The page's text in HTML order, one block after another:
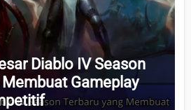
Diablo IV Season
Gameplay